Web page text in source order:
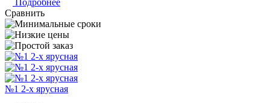
Сравнить
№1 2-х ярусная